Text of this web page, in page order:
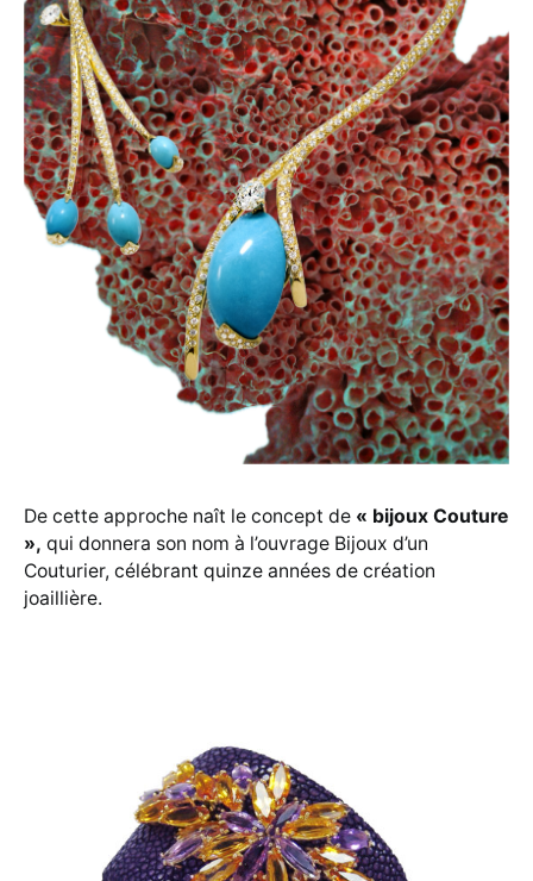
De cette approche naît le concept de « bijoux Couture
», qui donnera son nom à l’ouvrage Bijoux d’un
Couturier, célébrant quinze années de création
joaillière.